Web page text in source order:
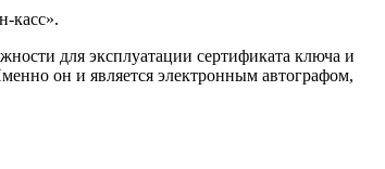
касс».
для эксплуатации сертификата ключа и
он и является электронным автографом,